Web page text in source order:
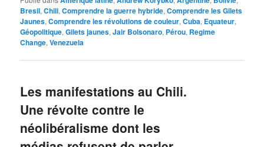
Bresil,Chili,Comprendre la guerre hybride,Comprendre les Gilets
Jaunes,Comprendre les révolutions de couleur,Cuba, Equateur,
Géopolitique,Gilets jaunes,Jair Bolsonaro, Pérou, Regime
Change,Venezuela
Les manifestations au Chili.
Une révolte contre le
néolibéralisme dont les